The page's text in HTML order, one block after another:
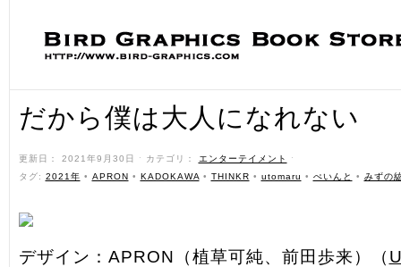
だから僕は大人になれない
更新日： 2021年9月30日 ˑ カテゴリ： エンターテイメント
ˑ
タグ: 2021年 • APRON • KADOKAWA • THINKR • utomaru • ぺいんと • みずの
デザイン：APRON（植草可純、前田歩来）（